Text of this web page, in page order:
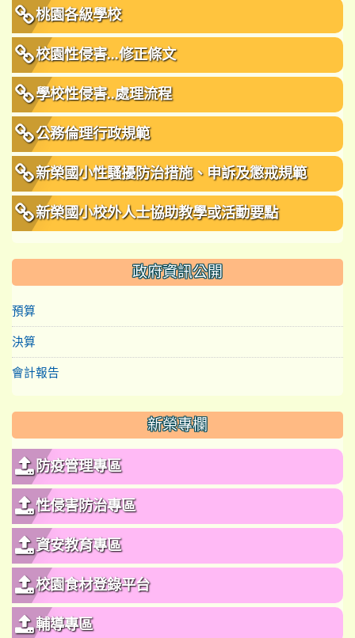
桃園各級學校
校園性侵害...修正條文
學校性侵害..處理流程
公務倫理行政規範
新榮國小性騷擾防治措施、申訴及懲戒規範
新榮國小校外人士協助教學或活動要點
政府資訊公開
預算
決算
會計報告
新榮專欄
防疫管理專區
性侵害防治專區
資安教育專區
校園食材登錄平台
輔導專區